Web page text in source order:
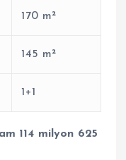
170 m²
145 m²
1+1
114 milyon 625